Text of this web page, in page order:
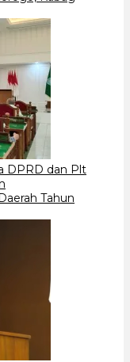
DPRD dan Plt
Tahun